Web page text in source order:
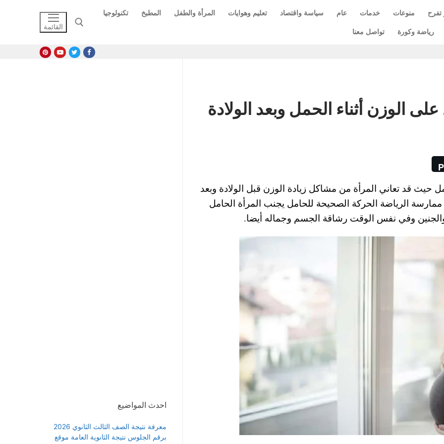
تفرح منوعات خدمات عام سياسة واقتصاد تعليم وهوايات المرأة والطفل المطبخ
تكنولوجيا
رياضة وكورة
تواصل معنا القائمة
الوزن أثناء الحمل وبعد الولادة
حيث قد تعاني المرأة من مشاكل زيادة الوزن قبل الولادة وبعد
ممارسة الرياضة الحركة الصحيحة للحامل يجنب المرأة الحامل
وفي نفس الوقت رشاقة الجسم وجماله أيضا.
احدث المواضيع
معرفة نتيجة الصف الثالث الثانوي 2026
برقم الجلوس نتيجة الثانوية العامة موقع